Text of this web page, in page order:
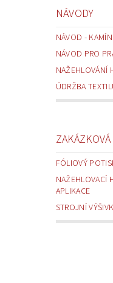
NÁVODY
NÁVOD -
NÁVOD PRO
NAŽEHLOVÁNÍ
ÚDRŽBA
FÓLIOVÝ
NAŽEHLOVACÍ
APLIKACE
STROJNÍ